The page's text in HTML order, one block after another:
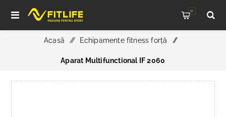
0
Acasă / Echipamente fitness forță /
Aparat Multifunctional IF 2060